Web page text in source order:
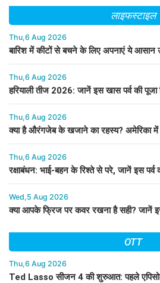
लाइफस्टाइल
Thu,6 Aug 2026
बारिश में कीटों से बचने के लिए अपनाएं ये आसान
Thu,6 Aug 2026
हरियाली तीज 2026: जानें इस खास पर्व की पूजा
Thu,6 Aug 2026
क्या है औरंगजेब के खजाने का रहस्य? अमेरिका में
Thu,6 Aug 2026
रक्षाबंधन: भाई-बहन के रिश्ते से परे, जानें इस पर्व
Wed,5 Aug 2026
क्या आपके फ्रिज पर कवर रखना है सही? जानें
OTT
Thu,6 Aug 2026
Ted Lasso सीजन 4 की शुरुआत: पहले